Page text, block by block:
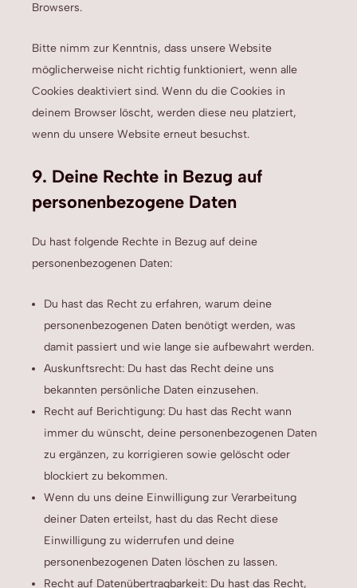
Browsers.
Bitte nimm zur Kenntnis, dass unsere Website
möglicherweise nicht richtig funktioniert, wenn alle
Cookies deaktiviert sind. Wenn du die Cookies in
deinem Browser löscht, werden diese neu platziert,
wenn du unsere Website erneut besuchst.
9. Deine Rechte in Bezug auf
personenbezogene Daten
Du hast folgende Rechte in Bezug auf deine
personenbezogenen Daten:
Du hast das Recht zu erfahren, warum deine
personenbezogenen Daten benötigt werden, was
damit passiert und wie lange sie aufbewahrt werden.
Auskunftsrecht: Du hast das Recht deine uns
bekannten persönliche Daten einzusehen.
Recht auf Berichtigung: Du hast das Recht wann
immer du wünscht, deine personenbezogenen Daten
zu ergänzen, zu korrigieren sowie gelöscht oder
blockiert zu bekommen.
Wenn du uns deine Einwilligung zur Verarbeitung
deiner Daten erteilst, hast du das Recht diese
Einwilligung zu widerrufen und deine
personenbezogenen Daten löschen zu lassen.
Recht auf Datenübertragbarkeit: Du hast das Recht,